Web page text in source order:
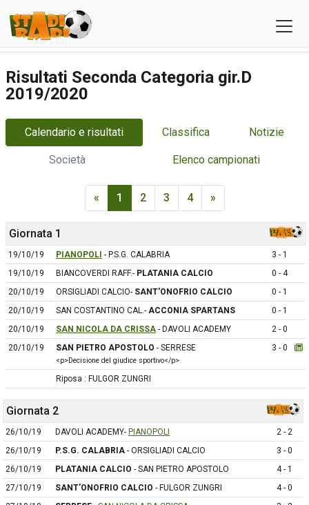
Risultati Seconda Categoria gir.D
2019/2020
Calendario e risultati Classifica Notizie
Società Elenco campionati
« 1 2 3 4 »
Giornata 1
19/10/19 PIANOPOLI - P.S.G. CALABRIA
3 - 1
19/10/19
BIANCOVERDI RAFF.- PLATANIA CALCIO
0 - 4
20/10/19
ORSIGLIADI CALCIO- SANT'ONOFRIO CALCIO
0 - 1
20/10/19
SAN COSTANTINO CAL.- ACCONIA SPARTANS
0 - 1
20/10/19
SAN NICOLA DA CRISSA - DAVOLI ACADEMY
2 - 0
20/10/19
SAN PIETRO APOSTOLO - SERRESE
<p>Decisione del giudice sportivo</p>
3 - 0
Riposa : FULGOR ZUNGRI
Giornata 2
26/10/19 DAVOLI ACADEMY- PIANOPOLI
2 - 2
26/10/19
P.S.G. CALABRIA - ORSIGLIADI CALCIO
3 - 0
26/10/19
PLATANIA CALCIO - SAN PIETRO APOSTOLO
4 - 1
27/10/19
SANT'ONOFRIO CALCIO - FULGOR ZUNGRI
4 - 0